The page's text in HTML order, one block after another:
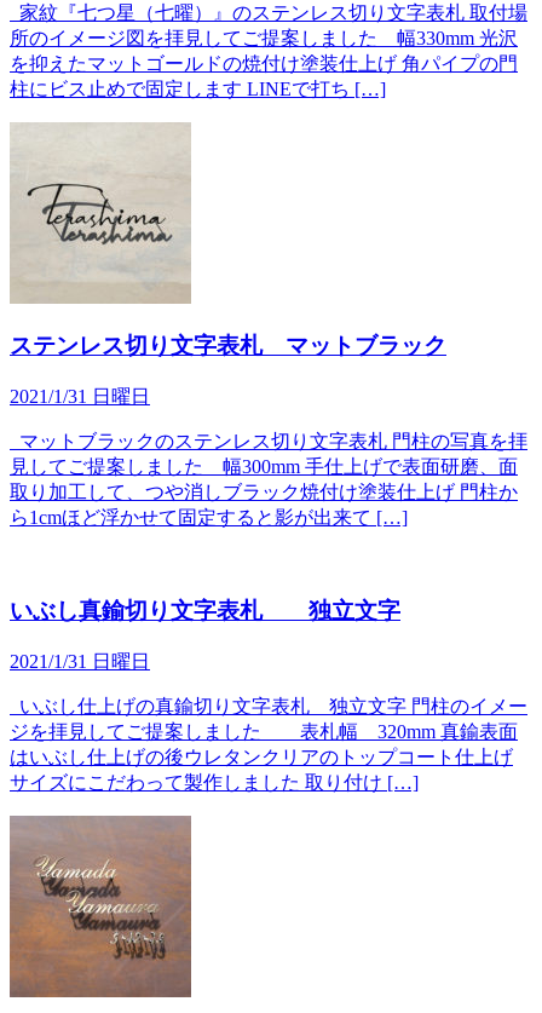
家紋『七つ星（七曜）』のステンレス切り文字表札 取付場
所のイメージ図を拝見してご提案しました 幅330mm 光沢
を抑えたマットゴールドの焼付け塗装仕上げ 角パイプの門
柱にビス止めで固定します LINEで打ち […]
ステンレス切り文字表札 マットブラック
2021/1/31 日曜日
マットブラックのステンレス切り文字表札 門柱の写真を拝
見してご提案しました 幅300mm 手仕上げで表面研磨、面
取り加工して、つや消しブラック焼付け塗装仕上げ 門柱か
ら1cmほど浮かせて固定すると影が出来て […]
いぶし真鍮切り文字表札 独立文字
2021/1/31 日曜日
いぶし仕上げの真鍮切り文字表札 独立文字 門柱のイメー
ジを拝見してご提案しました 表札幅 320mm 真鍮表面
はいぶし仕上げの後ウレタンクリアのトップコート仕上げ
サイズにこだわって製作しました 取り付け […]